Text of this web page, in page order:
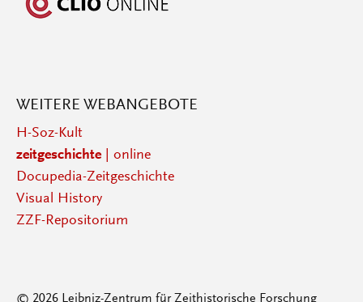
WEITERE WEBANGEBOTE
H-Soz-Kult
zeitgeschichte| online
Docupedia-Zeitgeschichte
Visual History
ZZF-Repositorium
© 2026 Leibniz-Zentrum für Zeithistorische Forschung